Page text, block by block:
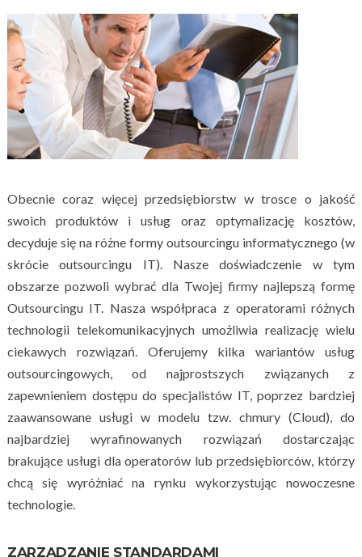
Obecnie coraz więcej przedsiębiorstw w trosce o jakość
swoich produktów i usług oraz optymalizację kosztów,
decyduje się na różne formy outsourcingu informatycznego (w
skrócie outsourcingu IT). Nasze doświadczenie w tym
obszarze pozwoli wybrać dla Twojej firmy najlepszą formę
Outsourcingu IT. Nasza współpraca z operatorami różnych
technologii telekomunikacyjnych umożliwia realizację wielu
ciekawych rozwiązań. Oferujemy kilka wariantów usług
outsourcingowych, od najprostszych związanych z
zapewnieniem dostępu do specjalistów IT, poprzez bardziej
zaawansowane usługi w modelu tzw. chmury (Cloud), do
najbardziej wyrafinowanych rozwiązań dostarczając
brakujące usługi dla operatorów lub przedsiębiorców, którzy
chcą się wyróżniać na rynku wykorzystując nowoczesne
technologie.
ZARZĄDZANIE STANDARDAMI